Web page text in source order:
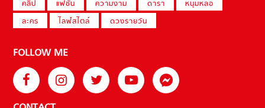
คลิป แฟชั่น ความงาม ดารา
หนุ่มหล่อ
ละคร
ไลฟ์สไตล์ ดวงรายวัน
FOLLOW ME